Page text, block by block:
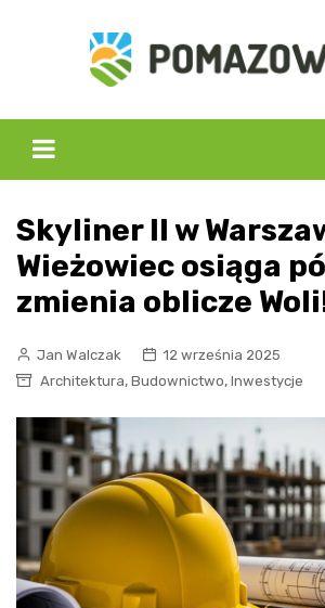
Skyliner II w
Wieżowiec osiąga
zmienia oblicze
Jan Walczak
12 września 2025
Architektura, Budownictwo, Inwestycje